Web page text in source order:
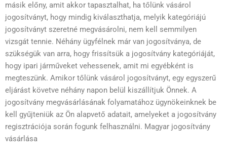
másik előny, amit akkor tapasztalhat, ha tőlünk vásárol
jogosítványt, hogy mindig kiválaszthatja, melyik kategóriájú
jogosítványt szeretné megvásárolni, nem kell semmilyen
vizsgát tennie. Néhány ügyfélnek már van jogosítványa, de
szükségük van arra, hogy frissítsük a jogosítvány kategóriáját,
hogy ipari járműveket vehessenek, amit mi egyébként is
megteszünk. Amikor tőlünk vásárol jogosítványt, egy egyszerű
eljárást követve néhány napon belül kiszállítjuk Önnek. A
jogosítvány megvásárlásának folyamatához ügynökeinknek be
kell gyűjteniük az Ön alapvető adatait, amelyeket a jogosítvány
regisztrációja során fogunk felhasználni. Magyar jogosítvány
vásárlása